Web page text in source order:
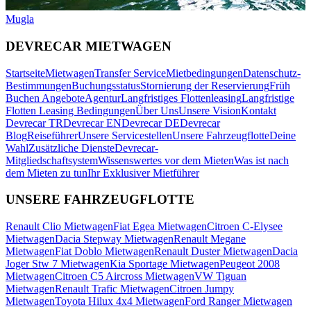
Mugla
DEVRECAR MIETWAGEN
StartseiteMietwagenTransfer ServiceMietbedingungenDatenschutz-
BestimmungenBuchungsstatusStornierung der ReservierungFrüh
Buchen AngeboteAgenturLangfristiges FlottenleasingLangfristige
Flotten Leasing BedingungenÜber UnsUnsere VisionKontakt
Devrecar TRDevrecar ENDevrecar DEDevrecar
BlogReiseführerUnsere ServicestellenUnsere FahrzeugflotteDeine
WahlZusätzliche DiensteDevrecar-
MitgliedschaftsystemWissenswertes vor dem MietenWas ist nach
dem Mieten zu tunIhr Exklusiver Mietführer
UNSERE FAHRZEUGFLOTTE
Renault Clio MietwagenFiat Egea MietwagenCitroen C-Elysee
MietwagenDacia Stepway MietwagenRenault Megane
MietwagenFiat Doblo MietwagenRenault Duster MietwagenDacia
Joger Stw 7 MietwagenKia Sportage MietwagenPeugeot 2008
MietwagenCitroen C5 Aircross MietwagenVW Tiguan
MietwagenRenault Trafic MietwagenCitroen Jumpy
MietwagenToyota Hilux 4x4 MietwagenFord Ranger Mietwagen